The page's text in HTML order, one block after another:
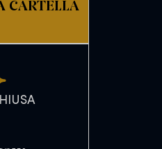
CARTELLA